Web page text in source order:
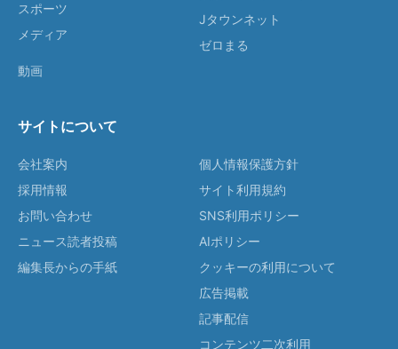
スポーツ
メディア
動画
Jタウンネット
ゼロまる
サイトについて
会社案内
採用情報
お問い合わせ
ニュース読者投稿
編集長からの手紙
個人情報保護方針
サイト利用規約
SNS利用ポリシー
AIポリシー
クッキーの利用について
広告掲載
記事配信
コンテンツ二次利用